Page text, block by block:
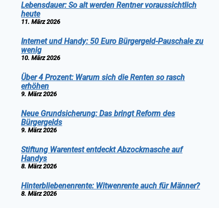
Lebensdauer: So alt werden Rentner voraussichtlich
heute
11. März 2026
Internet und Handy: 50 Euro Bürgergeld-Pauschale zu
wenig
10. März 2026
Über 4 Prozent: Warum sich die Renten so rasch
erhöhen
9. März 2026
Neue Grundsicherung: Das bringt Reform des
Bürgergelds
9. März 2026
Stiftung Warentest entdeckt Abzockmasche auf
Handys
8. März 2026
Hinterbliebenenrente: Witwenrente auch für Männer?
8. März 2026